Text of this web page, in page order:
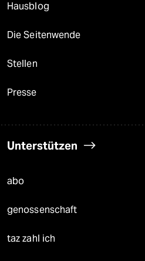
Hausblog
Die Seitenwende
Stellen
Presse
Unterstützen
abo
genossenschaft
taz zahl ich